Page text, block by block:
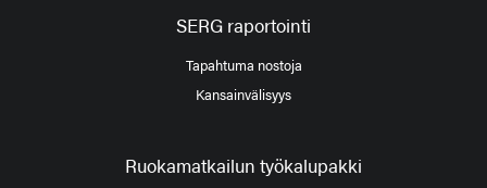
SERG raportointi
Tapahtuma nostoja
Kansainvälisyys
Ruokamatkailun työkalupakki